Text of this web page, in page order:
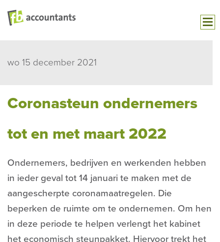
wo 15 december 2021
Coronasteun ondernemers
tot en met maart 2022
Ondernemers, bedrijven en werkenden hebben
in ieder geval tot 14 januari te maken met de
aangescherpte coronamaatregelen. Die
beperken de ruimte om te ondernemen. Om hen
in deze periode te helpen verlengt het kabinet
het economisch steunpakket. Hiervoor trekt het